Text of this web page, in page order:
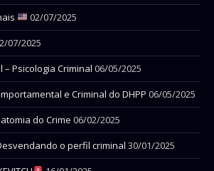
02/07/2025
07/2025
Psicologia Criminal 06/05/2025
e Criminal do DHPP 06/05/2025
do Crime 06/02/2025
o perfil criminal 30/01/2025